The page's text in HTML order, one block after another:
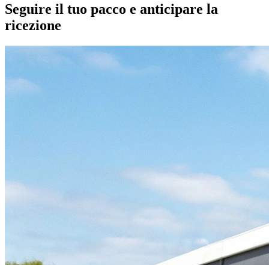
Seguire il tuo pacco e anticipare la
ricezione